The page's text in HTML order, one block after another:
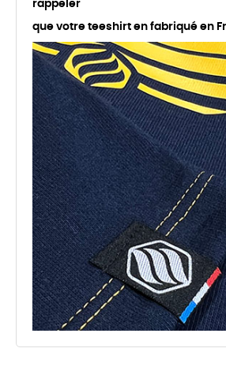
rappeler
que votre teeshirt en fabriqué en